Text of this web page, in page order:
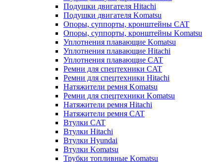
Подушки двигателя Hitachi
Подушки двигателя Komatsu
Опоры, суппорты, кронштейны CAT
Опоры, суппорты, кронштейны Komatsu
Уплотнения плавающие Komatsu
Уплотнения плавающие Hitachi
Уплотнения плавающие CAT
Ремни для спецтехники CAT
Ремни для спецтехники Hitachi
Натяжители ремня Komatsu
Ремни для спецтехники Komatsu
Натяжители ремня Hitachi
Натяжители ремня CAT
Втулки CAT
Втулки Hitachi
Втулки Hyundai
Втулки Komatsu
Трубки топливные Komatsu